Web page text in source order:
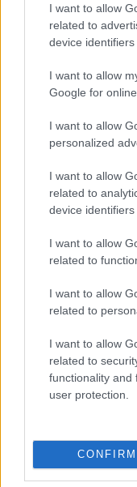
I want to allow
related to
device identifiers
I want to allow
Google for
I want to allow
personalized
I want to allow
related to
device identifiers
I want to allow
related to
I want to allow
related to
I want to allow
related to
functionality and
user protection.
CONFIRM